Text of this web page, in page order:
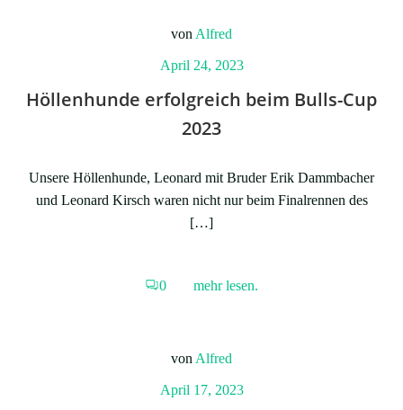
von Alfred
April 24, 2023
Höllenhunde erfolgreich beim Bulls-Cup
2023
Unsere Höllenhunde, Leonard mit Bruder Erik Dammbacher
und Leonard Kirsch waren nicht nur beim Finalrennen des
[…]
0 mehr lesen.
von Alfred
April 17, 2023